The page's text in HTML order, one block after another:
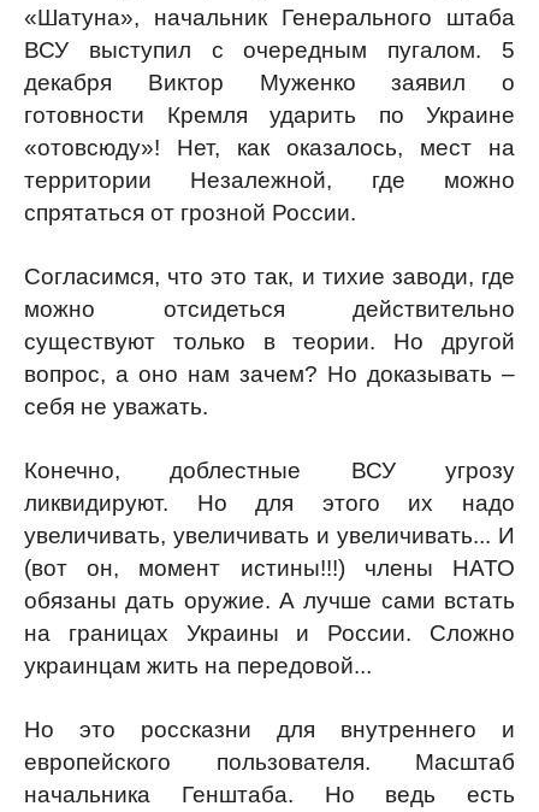
«Шатуна», начальник Генерального штаба
ВСУ выступил с очередным пугалом. 5
декабря Виктор Муженко заявил о
готовности Кремля ударить по Украине
«отовсюду»! Нет, как оказалось, мест на
территории Незалежной, где можно
спрятаться от грозной России.
Согласимся, что это так, и тихие заводи, где
можно отсидеться действительно
существуют только в теории. Но другой
вопрос, а оно нам зачем? Но доказывать –
себя не уважать.
Конечно, доблестные ВСУ угрозу
ликвидируют. Но для этого их надо
увеличивать, увеличивать и увеличивать... И
(вот он, момент истины!!!) члены НАТО
обязаны дать оружие. А лучше сами встать
на границах Украины и России. Сложно
украинцам жить на передовой...
Но это россказни для внутреннего и
европейского пользователя. Масштаб
начальника Генштаба. Но ведь есть